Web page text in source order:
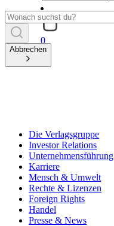
0
Abbrechen
Die Verlagsgruppe
Investor Relations
Unternehmensführung
Karriere
Mensch & Umwelt
Rechte & Lizenzen
Foreign Rights
Handel
Presse & News